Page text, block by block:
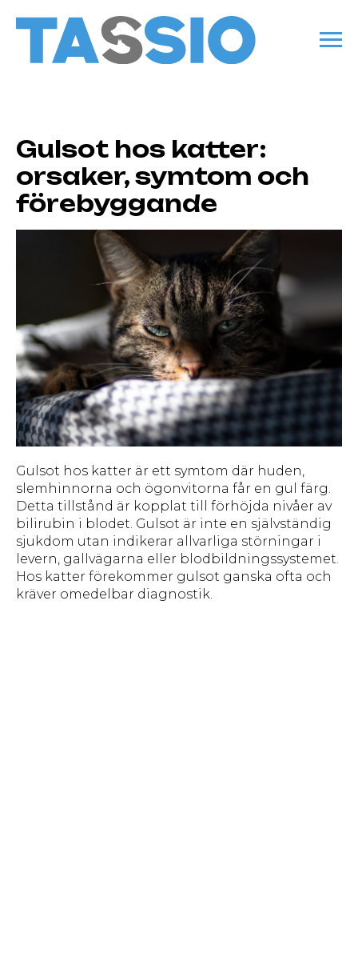
Gulsot hos katter:
orsaker, symtom och
förebyggande
Gulsot hos katter är ett symtom där huden,
slemhinnorna och ögonvitorna får en gul färg.
Detta tillstånd är kopplat till förhöjda nivåer av
bilirubin i blodet. Gulsot är inte en självständig
sjukdom utan indikerar allvarliga störningar i
levern, gallvägarna eller blodbildningssystemet.
Hos katter förekommer gulsot ganska ofta och
kräver omedelbar diagnostik.